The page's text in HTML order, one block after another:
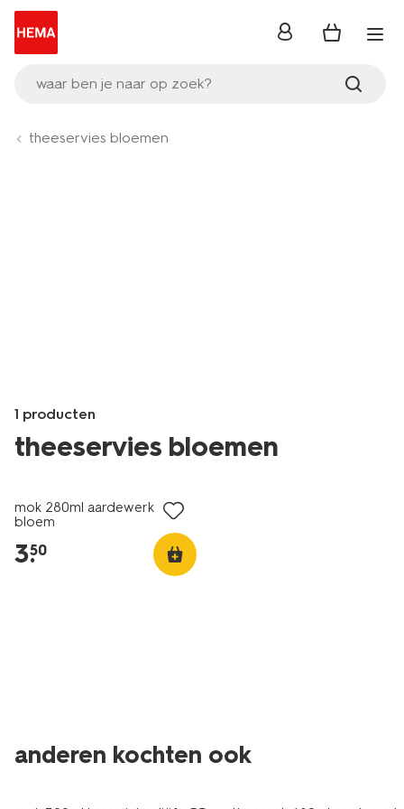
waar ben je naar op zoek?
inloggen
theeservies bloemen
1 producten
theeservies bloemen
cadeau/cadeaus/kleinigheidje/mok-
280ml-
aardewerk-
Products
mok 280ml aardewerk
bloem
3.
50
anderen kochten ook